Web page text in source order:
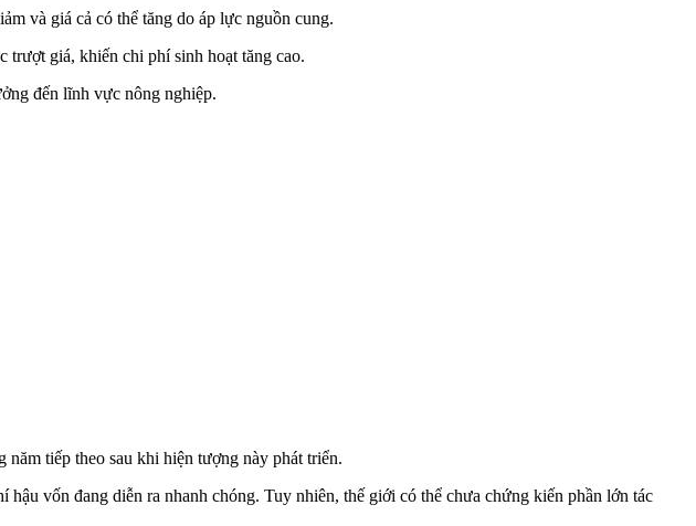
và giá cả có thể tăng do áp lực nguồn cung.
trượt giá, khiến chi phí sinh hoạt tăng cao.
đến lĩnh vực nông nghiệp.
tiếp theo sau khi hiện tượng này phát triển.
vốn đang diễn ra nhanh chóng. Tuy nhiên, thế giới có thể chưa chứng kiến phần lớn tác